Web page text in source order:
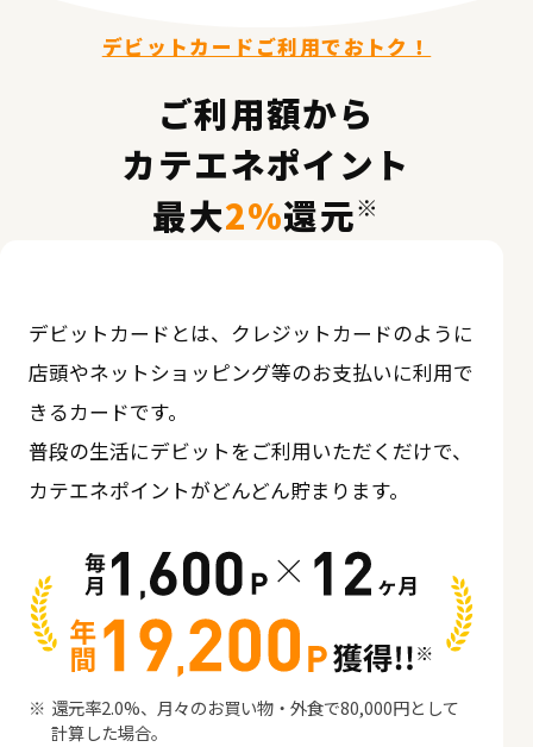
デビットカードご利用でおトク！
ご利用額から
カテエネポイント
最大2%還元※
デビットカードとは、クレジットカードのように
店頭やネットショッピング等のお支払いに利用で
きるカードです。
普段の生活にデビットをご利用いただくだけで、
カテエネポイントがどんどん貯まります。
還元率2.0%、月々のお買い物・外食で80,000円として
計算した場合。